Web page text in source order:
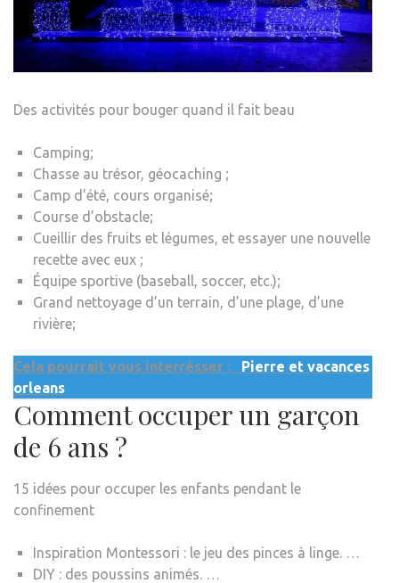
Des activités pour bouger quand il fait beau
Camping;
Chasse au trésor, géocaching ;
Camp d’été, cours organisé;
Course d’obstacle;
Cueillir des fruits et légumes, et essayer une nouvelle
recette avec eux ;
Équipe sportive (baseball, soccer, etc.);
Grand nettoyage d’un terrain, d’une plage, d’une
rivière;
Cela pourrait vous interrésser :
Pierre et vacances
orleans
Comment occuper un garçon
de 6 ans ?
15 idées pour occuper les enfants pendant le
confinement
Inspiration Montessori : le jeu des pinces à linge. …
DIY : des poussins animés. …